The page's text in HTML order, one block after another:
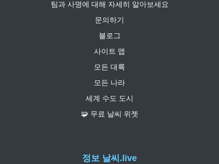
정보 날씨.live
팀과 사명에 대해 자세히 알아보세요
문의하기
블로그
사이트 맵
모든 대륙
모든 나라
세계 수도 도시
🧩 무료 날씨 위젯